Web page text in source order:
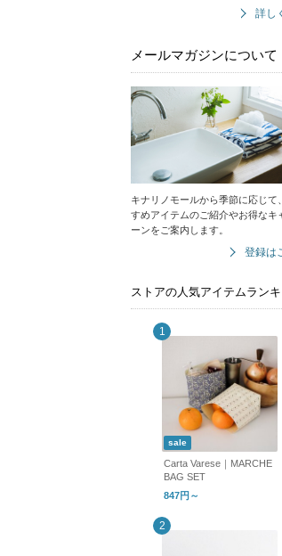
詳し
メールマガジンについて
キナリノモールから季節に応じて
すめアイテムのご紹介やお得なキ
ーンをご案内します。
登録は
ストアの人気アイテムラン
sale
Carta Varese｜MARCHE
BAG SET
847円～